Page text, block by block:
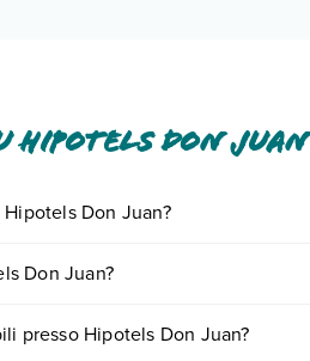
Hipotels Don Juan
Don Juan?
.Don Juan?
presso Hipotels Don Juan?